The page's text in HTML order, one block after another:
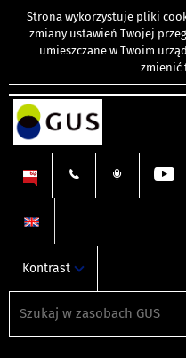
Strona wykorzystuje pliki
zmiany ustawień Twojej
umieszczane w Twoim
zmienić
Kontrast